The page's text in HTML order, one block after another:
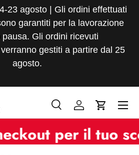
23 agosto | Gli ordini effettuati
garantiti per la lavorazione
pausa. Gli ordini ricevuti
gestiti a partire dal 25
agosto.
CercaAccediCarrello
Menu
per il tuo